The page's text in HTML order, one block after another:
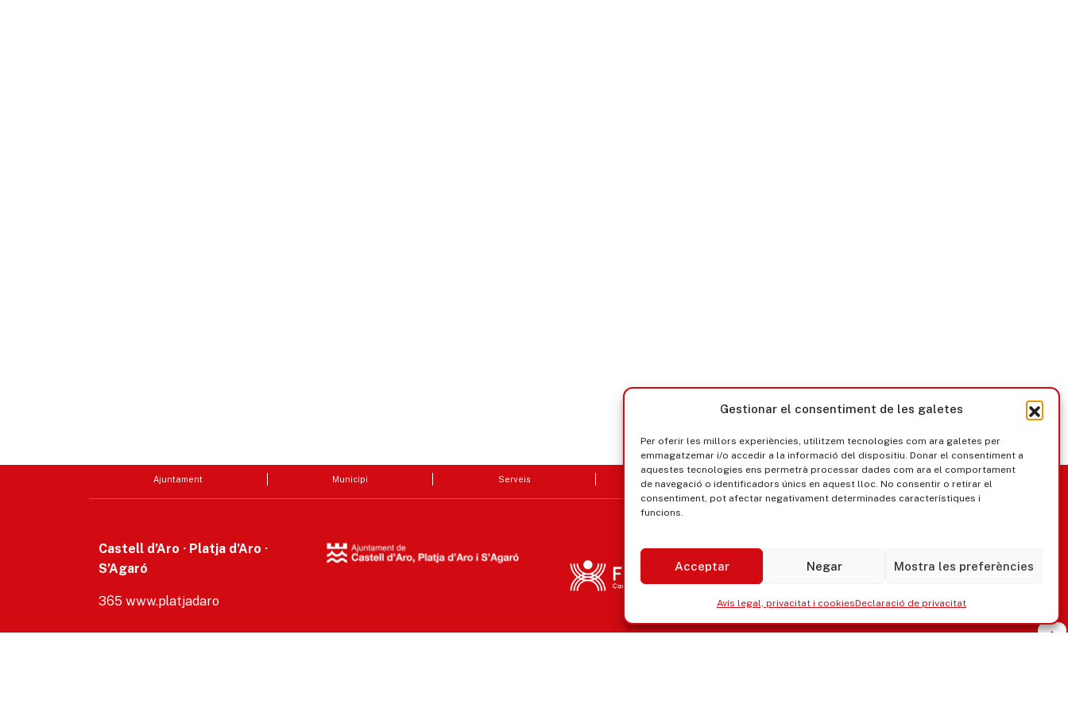
Gestionar el consentiment de les galetes
Per oferir les millors experiències, utilitzem tecnologies com ara galetes per
emmagatzemar i/o accedir a la informació del dispositiu. Donar el consentiment a
aquestes tecnologies ens permetrà processar dades com ara el comportament
de navegació o identificadors únics en aquest lloc. No consentir o retirar el
consentiment, pot afectar negativament determinades característiques i
funcions.
Acceptar Negar Mostra les preferències
Avís legal, privacitat i cookiesDeclaració de privacitat
Ajuntament Municipi Serveis Seu electrònica Govern obert
Castell d’Aro · Platja d’Aro ·
S’Agaró
365 www.platjadaro